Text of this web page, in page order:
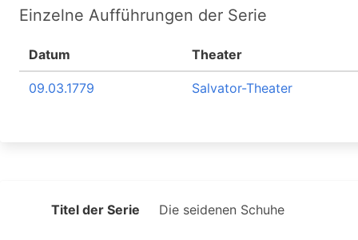
Einzelne Aufführungen der Serie
Datum Theater
09.03.1779 Salvator-Theater
Titel der Serie Die seidenen Schuhe